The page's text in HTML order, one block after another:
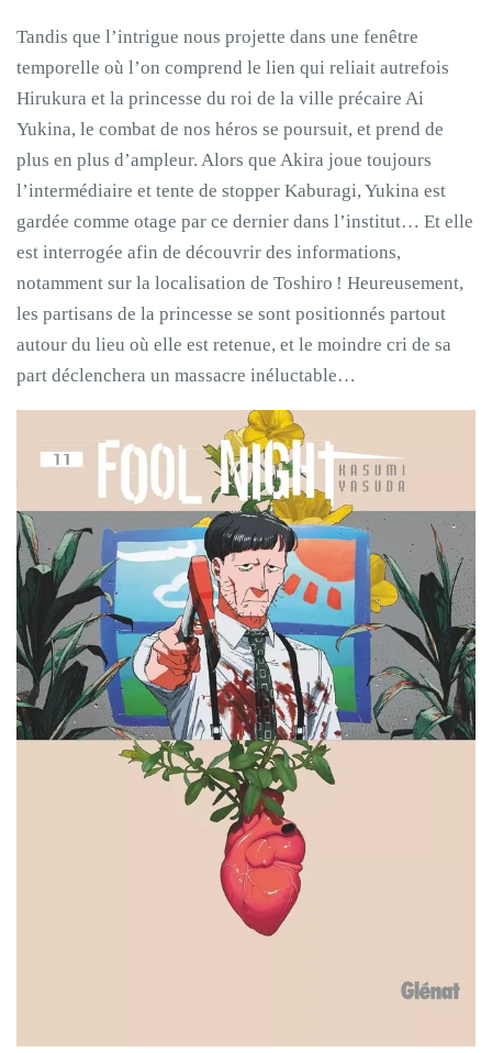
Tandis que l’intrigue nous projette dans une fenêtre
temporelle où l’on comprend le lien qui reliait autrefois
Hirukura et la princesse du roi de la ville précaire Ai
Yukina, le combat de nos héros se poursuit, et prend de
plus en plus d’ampleur. Alors que Akira joue toujours
l’intermédiaire et tente de stopper Kaburagi, Yukina est
gardée comme otage par ce dernier dans l’institut… Et elle
est interrogée afin de découvrir des informations,
notamment sur la localisation de Toshiro ! Heureusement,
les partisans de la princesse se sont positionnés partout
autour du lieu où elle est retenue, et le moindre cri de sa
part déclenchera un massacre inéluctable…